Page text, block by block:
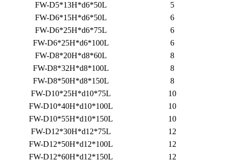
FW-D5*13H*d6*50L
5
FW-D6*15H*d6*50L
6
FW-D6*25H*d6*75L
6
FW-D6*25H*d6*100L
6
FW-D8*20H*d8*60L
8
FW-D8*32H*d8*100L
8
FW-D8*50H*d8*150L
8
FW-D10*25H*d10*75L
10
FW-D10*40H*d10*100L
10
FW-D10*55H*d10*150L
10
FW-D12*30H*d12*75L
12
FW-D12*50H*d12*100L
12
FW-D12*60H*d12*150L
12